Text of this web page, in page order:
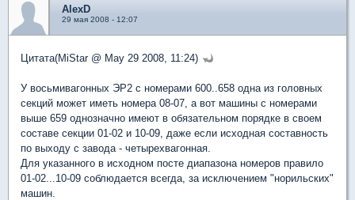
AlexD
29 мая 2008 - 12:07
Цитата(MiStar @ May 29 2008, 11:24)
У восьмивагонных ЭР2 с номерами 600..658 одна из головных
секций может иметь номера 08-07, а вот машины с номерами
выше 659 однозначно имеют в обязательном порядке в своем
составе секции 01-02 и 10-09, даже если исходная составность
по выходу с завода - четырехвагонная.
Для указанного в исходном посте диапазона номеров правило
01-02...10-09 соблюдается всегда, за исключением "норильских"
машин.